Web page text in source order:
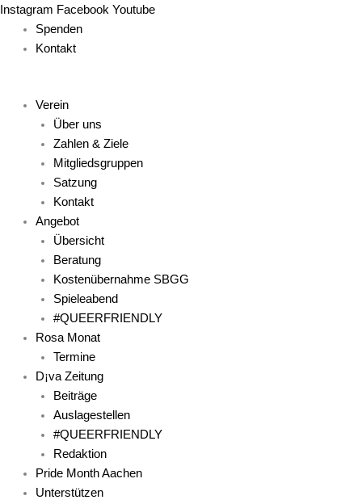
Zum
Inhalt
springen
Instagram Facebook Youtube
Main
Menu
Spenden
Kontakt
Main
Menu
Verein
Über uns
Zahlen & Ziele
Mitgliedsgruppen
Satzung
Kontakt
Angebot
Übersicht
Beratung
Kostenübernahme SBGG
Spieleabend
#QUEERFRIENDLY
Rosa Monat
Termine
D¡va Zeitung
Beiträge
Auslagestellen
#QUEERFRIENDLY
Redaktion
Pride Month Aachen
Unterstützen
Main
Menu
Main
Menu
Main
Menu